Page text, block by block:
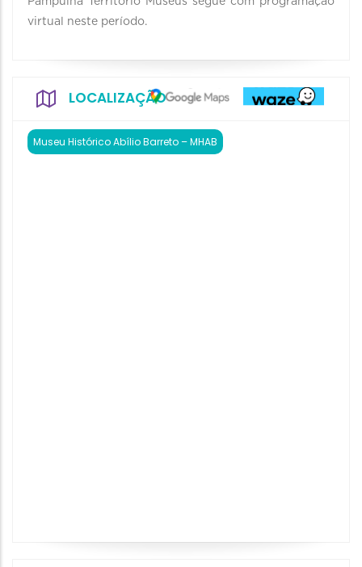
virtual neste período.
LOCALIZAÇÃO
Museu Histórico Abílio Barreto – MHAB